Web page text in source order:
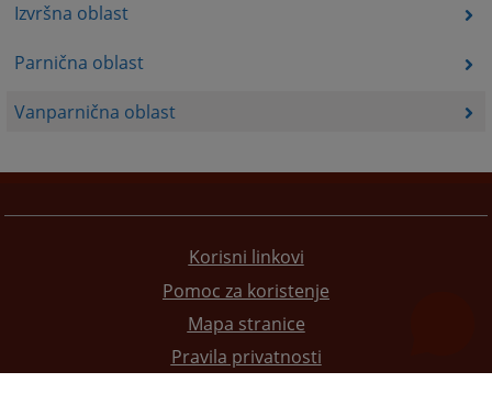
Izvršna oblast
Parnična oblast
Vanparnična oblast
Korisni linkovi
Pomoc za koristenje
Mapa stranice
Pravila privatnosti